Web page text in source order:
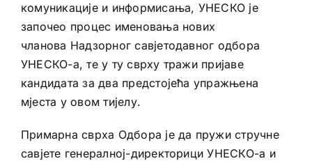
комуникације и информисања, УНЕСКО је
започео процес именовања нових
чланова Надзорног савјетодавног одбора
УНЕСКО-а, те у ту сврху тражи пријаве
кандидата за два предстојећа упражњена
мјеста у овом тијелу.
Примарна сврха Одбора је да пружи стручне
савјете генералној-директорици УНЕСКО-а и